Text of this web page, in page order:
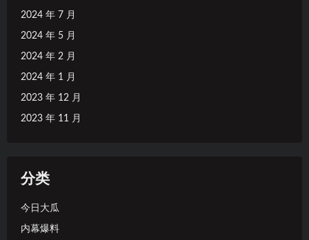
2024 年 7 月
2024 年 5 月
2024 年 2 月
2024 年 1 月
2023 年 12 月
2023 年 11 月
分类
今日大瓜
内幕爆料